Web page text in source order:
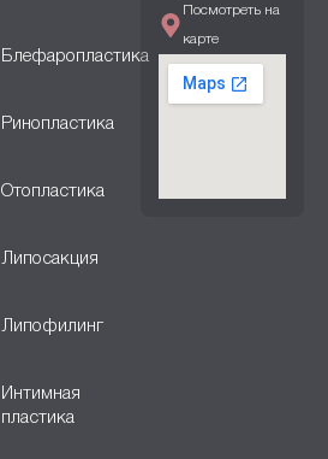
Блефаропластика
Ринопластика
Отопластика
Липосакция
Липофилинг
Интимная
пластика
Посмотреть на
карте